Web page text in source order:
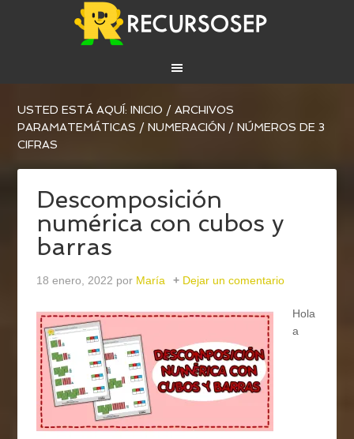
USTED ESTÁ AQUÍ:INICIO / ARCHIVOS
PARAMATEMÁTICAS / NUMERACIÓN / NÚMEROS DE 3
CIFRAS
Descomposición
numérica con cubos y
barras
18 enero, 2022 por María Dejar un comentario
Hola
a